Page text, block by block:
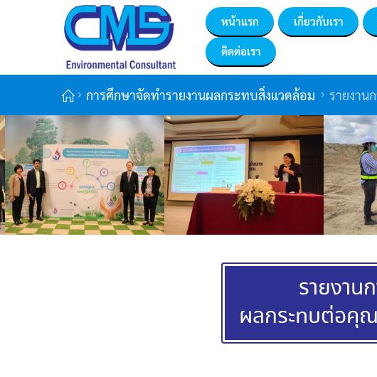
หน้าแรก เกี่ยวกับเรา
ติดต่อเรา
การศึกษาจัดทำรายงานผลกระทบสิ่งแวดล้อม รายงาน
รายงาน
ผลกระทบต่อคุ